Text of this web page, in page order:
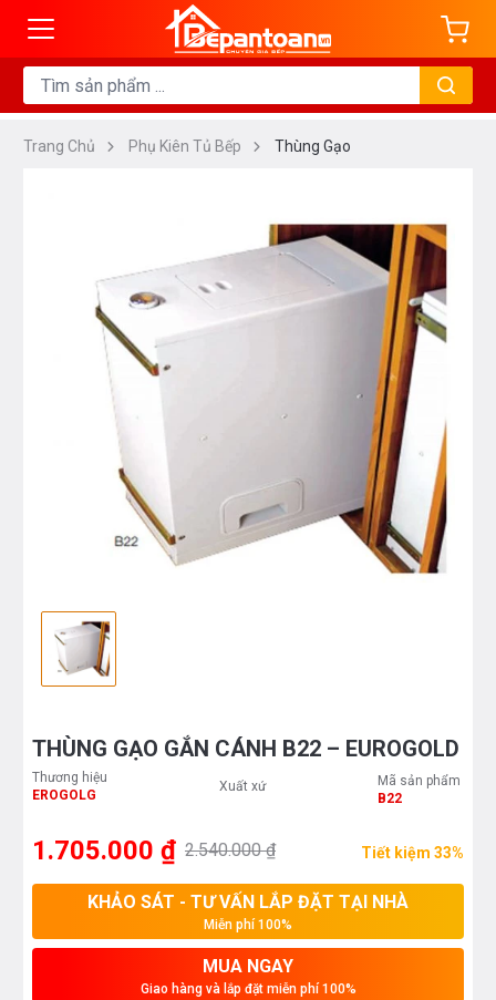
Trang Chủ Phụ Kiên Tủ Bếp Thùng Gạo
THÙNG GẠO GẮN CÁNH B22 – EUROGOLD
Thương hiệu
EROGOLG
Xuất xứ
Mã sản phẩm
B22
1.705.000 ₫ 2.540.000 ₫ Tiết kiệm 33%
KHẢO SÁT - TƯ VẤN LẮP ĐẶT TẠI NHÀ
Miễn phí 100%
MUA NGAY
Giao hàng và lắp đặt miễn phí 100%